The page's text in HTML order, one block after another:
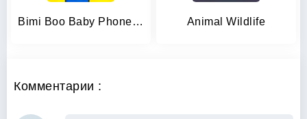
Bimi Boo Baby Phone for Kids Animal Wildlife
Комментарии :